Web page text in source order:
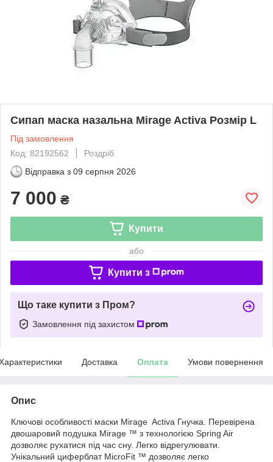
Сипап маска назальна Mirage Activa Розмір L
Під замовлення
Код: 82192562
Роздріб
Відправка з 09 серпня 2026
7 000 ₴
Купити
або
Купити з
Що таке купити з Пром?
Замовлення під захистом
Доставка Оплата Умови повернення
Опис
Ключові особливості маски Mirage Activa Гнучка. Перевірена
двошаровий подушка Mirage ™ з технологією Spring Air
дозволяє рухатися під час сну. Легко відрегулювати.
Унікальний циферблат MicroFit ™ дозволяє легко